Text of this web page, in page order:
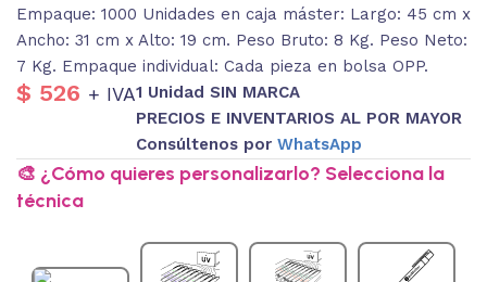
Empaque: 1000 Unidades en caja máster: Largo: 45 cm x
Ancho: 31 cm x Alto: 19 cm. Peso Bruto: 8 Kg. Peso Neto:
7 Kg. Empaque individual: Cada pieza en bolsa OPP.
$ 526 + IVA1 Unidad SIN MARCA
PRECIOS E INVENTARIOS AL POR MAYOR
Consúltenos por WhatsApp
🎨 ¿Cómo quieres personalizarlo? Selecciona la
técnica